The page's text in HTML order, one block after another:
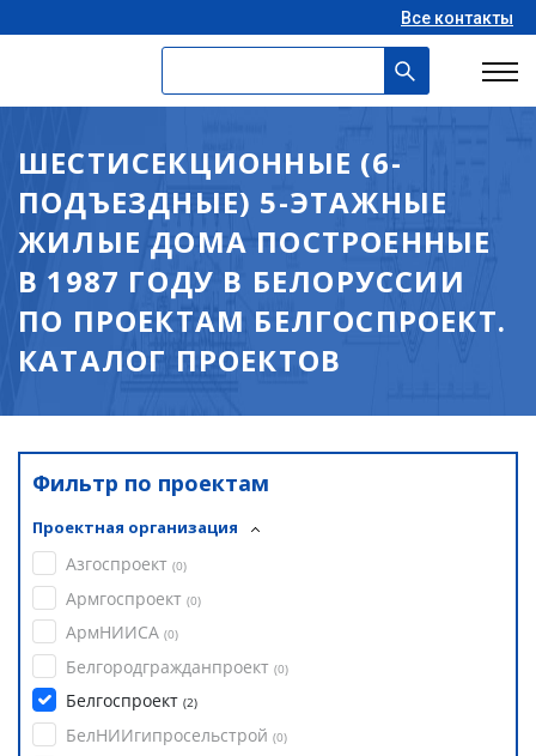
Все контакты
ШЕСТИСЕКЦИОННЫЕ (6-
ПОДЪЕЗДНЫЕ) 5-ЭТАЖНЫЕ
ЖИЛЫЕ ДОМА ПОСТРОЕННЫЕ
В 1987 ГОДУ В БЕЛОРУССИИ
ПО ПРОЕКТАМ БЕЛГОСПРОЕКТ.
КАТАЛОГ ПРОЕКТОВ
Фильтр по проектам
Проектная организация
Азгоспроект (0)
Армгоспроект (0)
АрмНИИСА (0)
Белгородгражданпроект (0)
Белгоспроект (2)
БелНИИгипросельстрой (0)